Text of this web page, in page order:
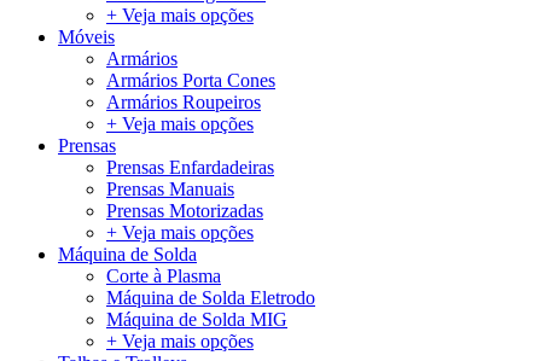
+ Veja mais opções
Móveis
Armários
Armários Porta Cones
Armários Roupeiros
+ Veja mais opções
Prensas
Prensas Enfardadeiras
Prensas Manuais
Prensas Motorizadas
+ Veja mais opções
Máquina de Solda
Corte à Plasma
Máquina de Solda Eletrodo
Máquina de Solda MIG
+ Veja mais opções